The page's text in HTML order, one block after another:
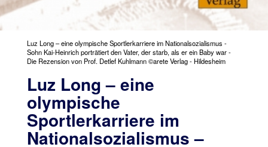
Luz Long – eine olympische Sportlerkarriere im Nationalsozialismus -
Sohn Kai-Heinrich porträtiert den Vater, der starb, als er ein Baby war -
Die Rezension von Prof. Detlef Kuhlmann ©arete Verlag - Hildesheim
Luz Long – eine
olympische
Sportlerkarriere im
Nationalsozialismus –